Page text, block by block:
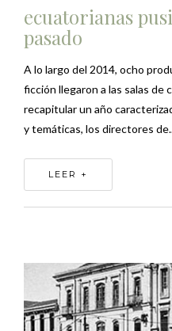
ecuatorianas
pasado
A lo largo del 2014, ocho
ficción llegaron a las salas de
recapitular un año
y temáticas, los directores
LEER +